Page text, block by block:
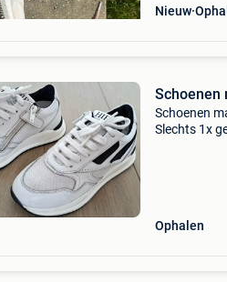
Nieuw
Schoenen
Schoenen
Slechts 1x
Ophalen